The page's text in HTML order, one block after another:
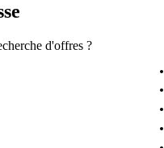
d'offres ?